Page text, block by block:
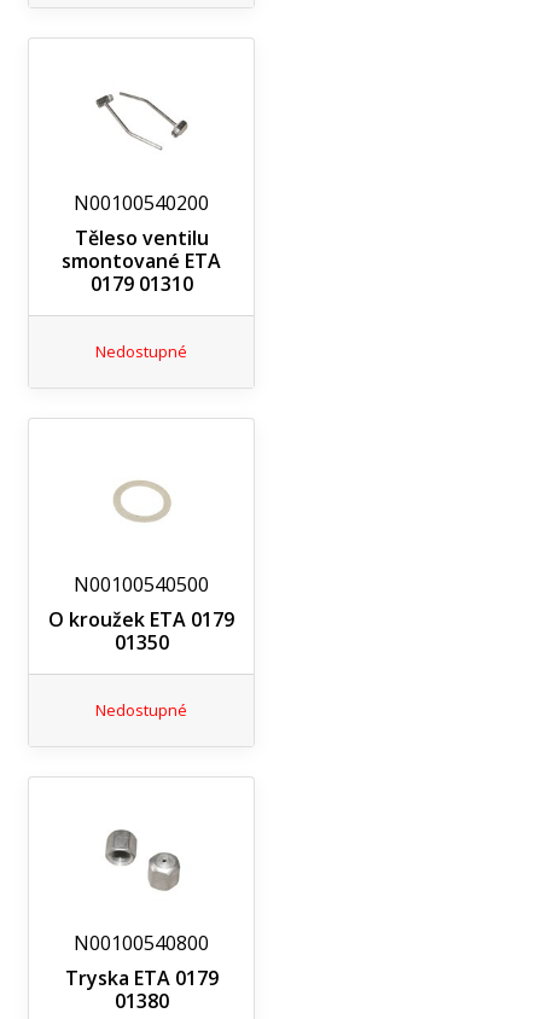
N00100540200
Těleso ventilu
smontované ETA
0179 01310
Nedostupné
N00100540500
O kroužek ETA 0179
01350
Nedostupné
N00100540800
Tryska ETA 0179
01380